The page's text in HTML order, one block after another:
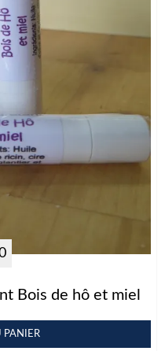
Bois de hô et miel
PANIER